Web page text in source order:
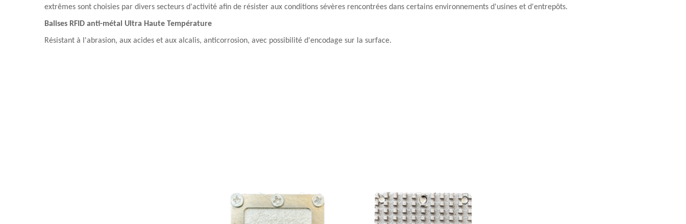
extrêmes sont choisies par divers secteurs d'activité afin de résister aux conditions sévères rencontrées dans certains environnements d'usines et d'entrepôts.
Balises RFID anti-métal Ultra Haute Température
Résistant à l'abrasion, aux acides et aux alcalis, anticorrosion, avec possibilité d'encodage sur la surface.